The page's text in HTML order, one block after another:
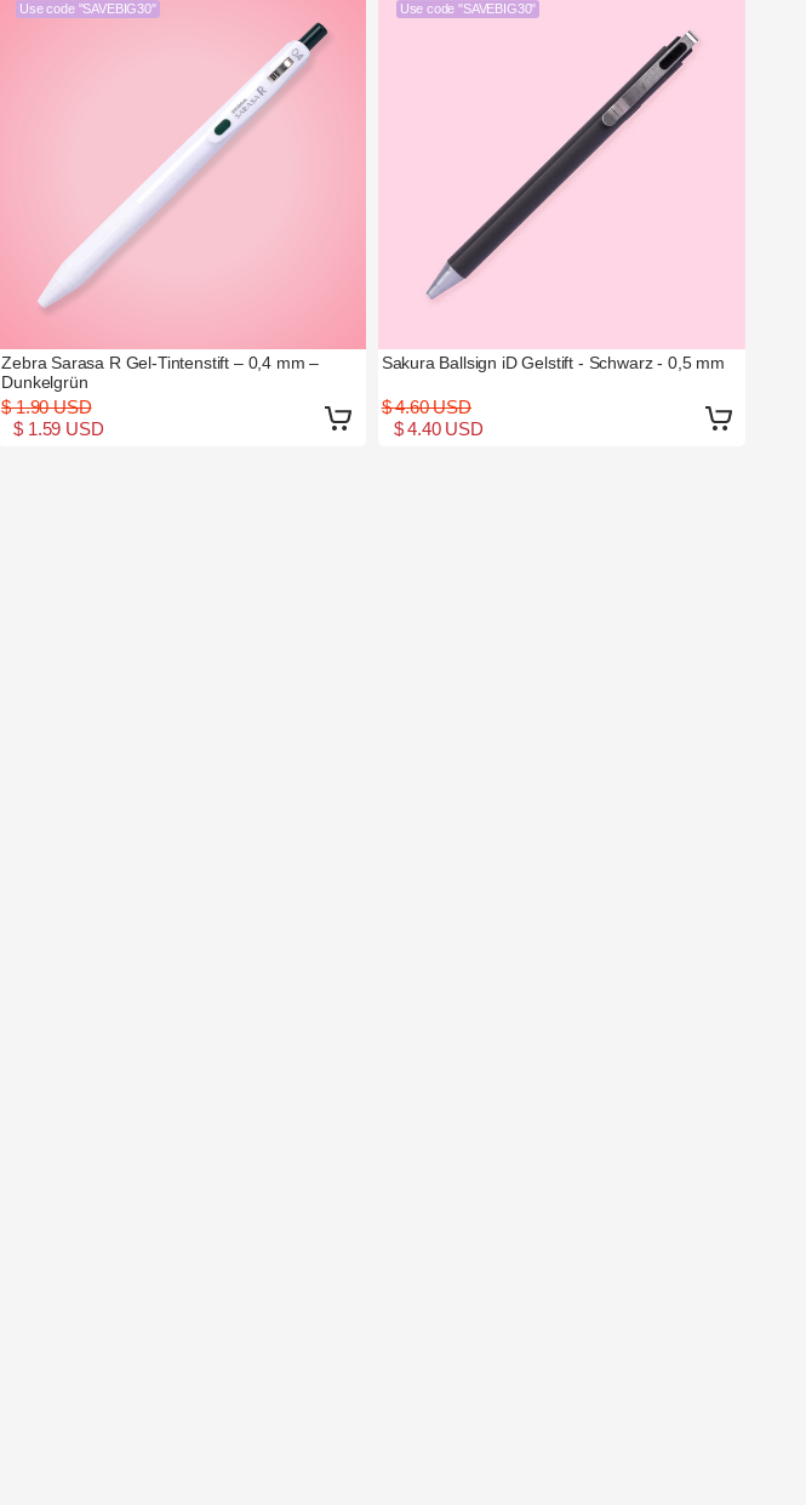
Use code "SAVEBIG30"
Zebra Sarasa R Gel-Tintenstift – 0,4 mm –
Dunkelgrün
$ 1.90 USD
$ 1.59 USD
Use code "SAVEBIG30"
Sakura Ballsign iD Gelstift - Schwarz - 0,5 mm
$ 4.60 USD
$ 4.40 USD